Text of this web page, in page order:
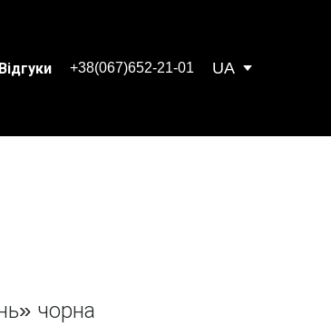
Відгуки +38(067)652-21-01 UA
чорна